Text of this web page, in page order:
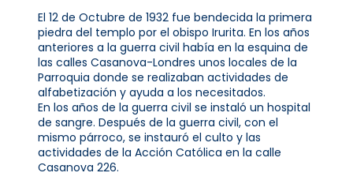
El 12 de Octubre de 1932 fue bendecida la primera
piedra del templo por el obispo Irurita. En los años
anteriores a la guerra civil había en la esquina de
las calles Casanova-Londres unos locales de la
Parroquia donde se realizaban actividades de
alfabetización y ayuda a los necesitados.
En los años de la guerra civil se instaló un hospital
de sangre. Después de la guerra civil, con el
mismo párroco, se instauró el culto y las
actividades de la Acción Católica en la calle
Casanova 226.